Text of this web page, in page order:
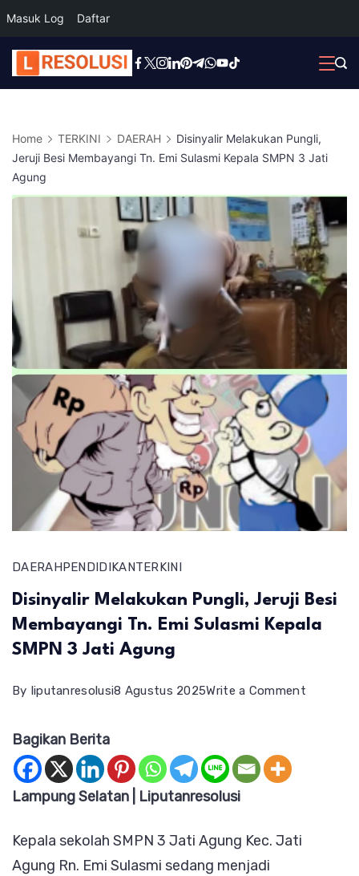
Masuk Log Daftar
Skip
to
Home TERKINI DAERAH
Disinyalir Melakukan Pungli,
Jeruji Besi Membayangi Tn. Emi Sulasmi Kepala SMPN 3 Jati
Agung
DAERAHPENDIDIKANTERKINI
Disinyalir Melakukan Pungli, Jeruji Besi
Membayangi Tn. Emi Sulasmi Kepala
SMPN 3 Jati Agung
By liputanresolusi8 Agustus 2025Write a Commenton
Bagikan Berita
Lampung Selatan | Liputanresolusi
Kepala sekolah SMPN 3 Jati Agung Kec. Jati
Agung Rn. Emi Sulasmi sedang menjadi